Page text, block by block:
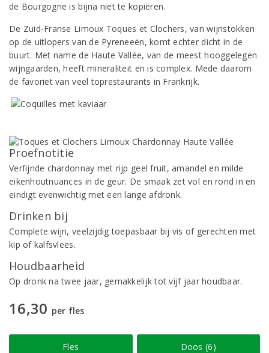
de Bourgogne is bijna niet te kopiëren.
De Zuid-Franse Limoux Toques et Clochers, van wijnstokken
op de uitlopers van de Pyreneeën, komt echter dicht in de
buurt. Met name de Haute Vallée, van de meest hooggelegen
wijngaarden, heeft mineraliteit en is complex. Mede daarom
de favoriet van veel toprestaurants in Frankrijk.
Proefnotitie
Verfijnde chardonnay met rijp geel fruit, amandel en milde
eikenhoutnuances in de geur. De smaak zet vol en rond in en
eindigt evenwichtig met een lange afdronk.
Drinken bij
Complete wijn, veelzijdig toepasbaar bij vis of gerechten met
kip of kalfsvlees.
Houdbaarheid
Op dronk na twee jaar, gemakkelijk tot vijf jaar houdbaar.
16,30 per fles
Fles Doos (6)